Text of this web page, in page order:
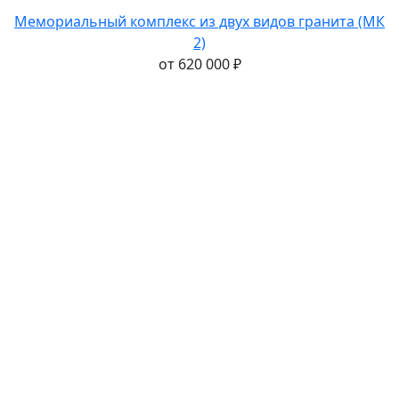
Мемориальный комплекс из двух видов гранита (МК
2)
от 620 000₽